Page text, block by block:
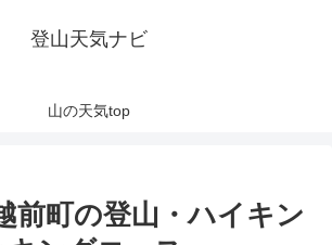
登山天気ナビ
山の天気top
前町の登山・ハイキン